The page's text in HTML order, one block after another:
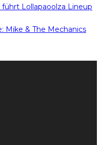
Lollapaoolza Lineup
Mike & The Mechanics